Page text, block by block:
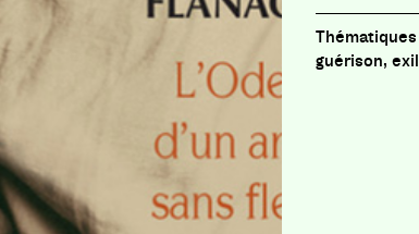
guérison, exil